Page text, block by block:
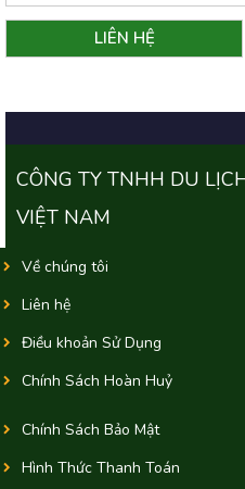
CÔNG TY TNHH DU
VIỆT NAM
Về chúng tôi
Liên hệ
Điều khoản Sử Dụng
Chính Sách Hoàn Huỷ
Chính Sách Bảo Mật
Hình Thức Thanh Toán